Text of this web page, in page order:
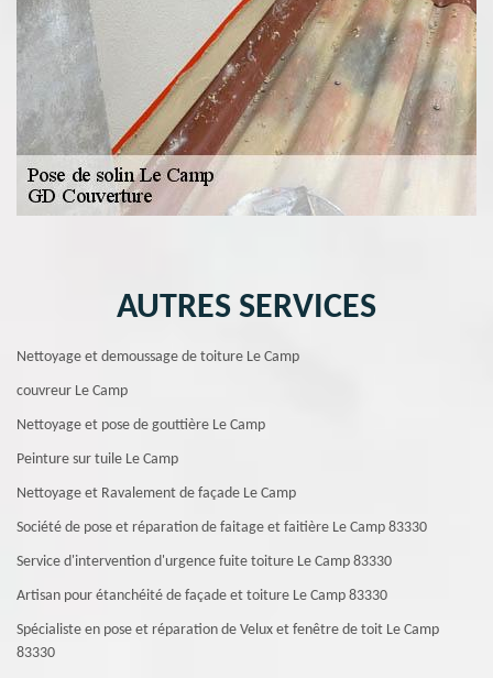
AUTRES SERVICES
Nettoyage et demoussage de toiture Le Camp
couvreur Le Camp
Nettoyage et pose de gouttière Le Camp
Peinture sur tuile Le Camp
Nettoyage et Ravalement de façade Le Camp
Société de pose et réparation de faitage et faitière Le Camp 83330
Service d'intervention d'urgence fuite toiture Le Camp 83330
Artisan pour étanchéité de façade et toiture Le Camp 83330
Spécialiste en pose et réparation de Velux et fenêtre de toit Le Camp
83330